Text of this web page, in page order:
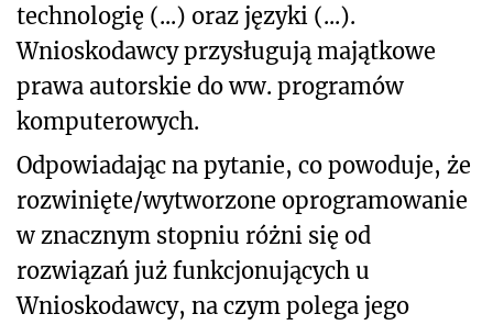
technologię (...) oraz języki (...).
Wnioskodawcy przysługują majątkowe
prawa autorskie do ww. programów
komputerowych.
Odpowiadając na pytanie, co powoduje, że
rozwinięte/wytworzone oprogramowanie
w znacznym stopniu różni się od
rozwiązań już funkcjonujących u
Wnioskodawcy, na czym polega jego